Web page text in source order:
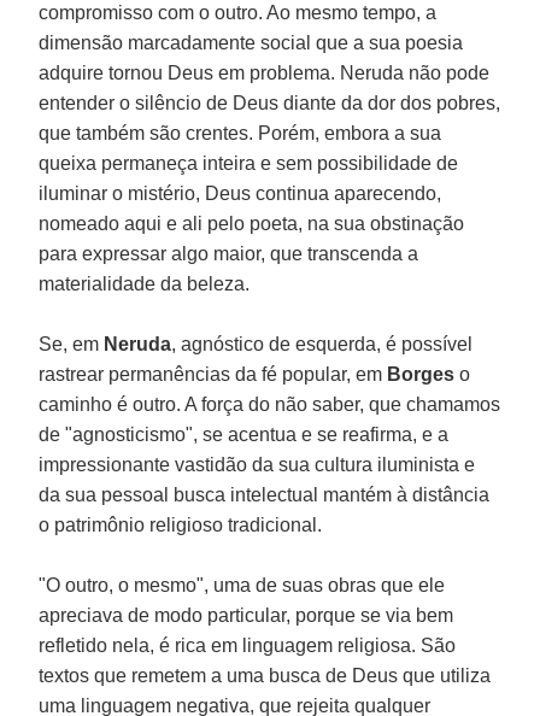
compromisso com o outro. Ao mesmo tempo, a
dimensão marcadamente social que a sua poesia
adquire tornou Deus em problema. Neruda não pode
entender o silêncio de Deus diante da dor dos pobres,
que também são crentes. Porém, embora a sua
queixa permaneça inteira e sem possibilidade de
iluminar o mistério, Deus continua aparecendo,
nomeado aqui e ali pelo poeta, na sua obstinação
para expressar algo maior, que transcenda a
materialidade da beleza.
Se, em Neruda, agnóstico de esquerda, é possível
rastrear permanências da fé popular, em Borges o
caminho é outro. A força do não saber, que chamamos
de "agnosticismo", se acentua e se reafirma, e a
impressionante vastidão da sua cultura iluminista e
da sua pessoal busca intelectual mantém à distância
o patrimônio religioso tradicional.
"O outro, o mesmo", uma de suas obras que ele
apreciava de modo particular, porque se via bem
refletido nela, é rica em linguagem religiosa. São
textos que remetem a uma busca de Deus que utiliza
uma linguagem negativa, que rejeita qualquer